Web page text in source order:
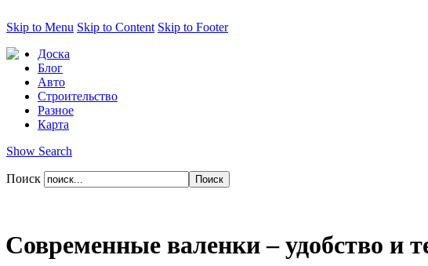
Skip to Menu Skip to Content Skip to Footer
Доска
Блог
Авто
Строительство
Разное
Карта
Show Search
Поиск
Современные валенки – удобство и